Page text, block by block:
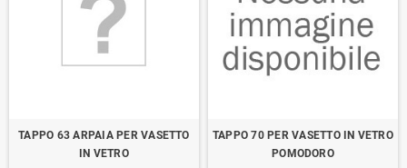
TAPPO 63 ARPAIA PER VASETTO
IN VETRO
TAPPO 70 PER VASETTO IN VETRO
POMODORO